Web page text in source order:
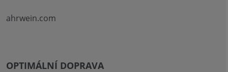
ahrwein.com
OPTIMÁLNÍ DOPRAVA